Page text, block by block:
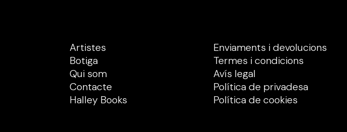
Artistes
Botiga
Qui som
Contacte
Halley Books
Enviaments i devolucions
Termes i condicions
Avís legal
Política de privadesa
Política de cookies